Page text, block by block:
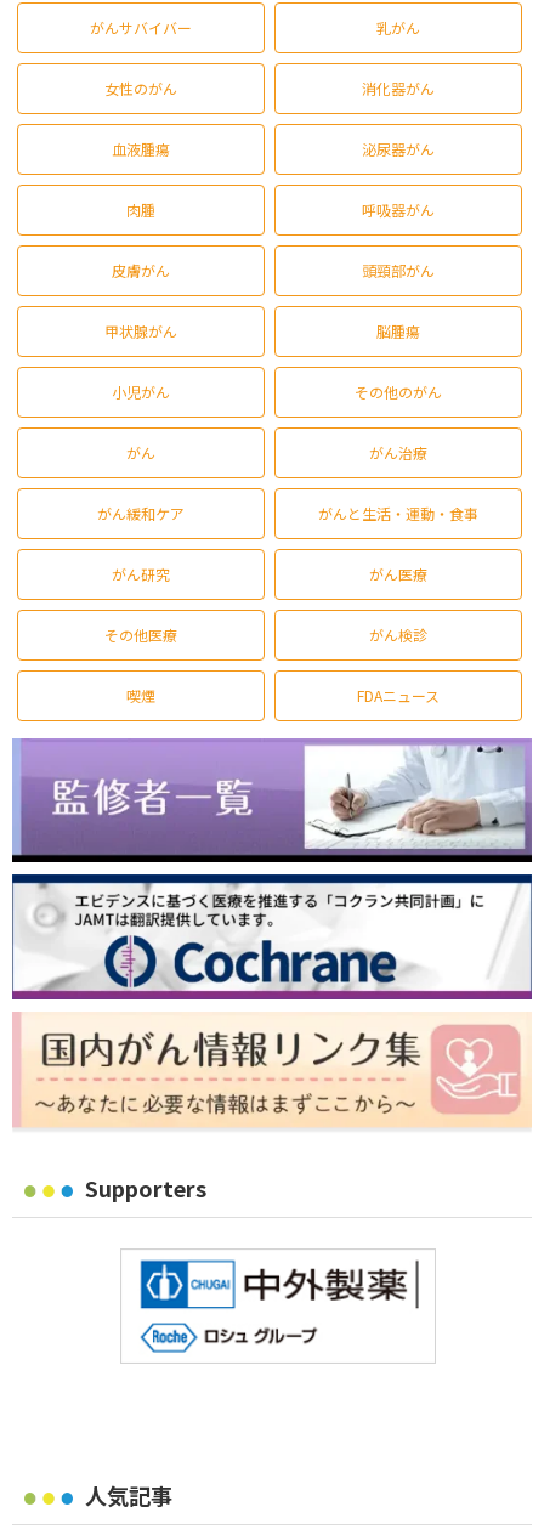
がんサバイバー 乳がん
女性のがん 消化器がん
血液腫瘍 泌尿器がん
肉腫 呼吸器がん
皮膚がん 頭頸部がん
甲状腺がん 脳腫瘍
小児がん その他のがん
がん がん治療
がん緩和ケア がんと生活・運動・食事
がん研究 がん医療
その他医療 がん検診
喫煙 FDAニュース
Supporters
人気記事